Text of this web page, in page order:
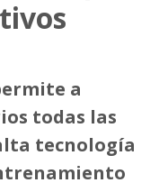
a
todas las
tecnología